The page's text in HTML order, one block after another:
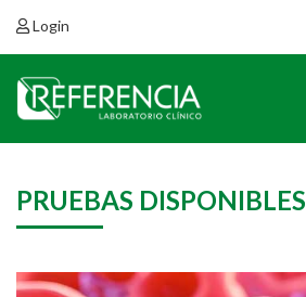
Login
PRUEBAS DISPONIBLES